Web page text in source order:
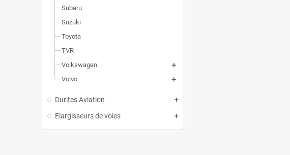
Subaru
Suzuki
Toyota
TVR
Volkswagen
Volvo
Durites Aviation
Elargisseurs de voies